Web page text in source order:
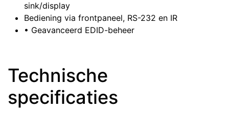
sink/display
Bediening via frontpaneel, RS-232 en IR
• Geavanceerd EDID-beheer
Technische
specificaties